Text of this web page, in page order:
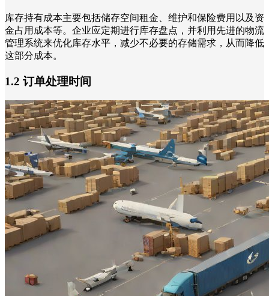
库存持有成本主要包括储存空间租金、维护和保险费用以及资
金占用成本等。企业应定期进行库存盘点，并利用先进的物流
管理系统来优化库存水平，减少不必要的存储需求，从而降低
这部分成本。
1.2 订单处理时间